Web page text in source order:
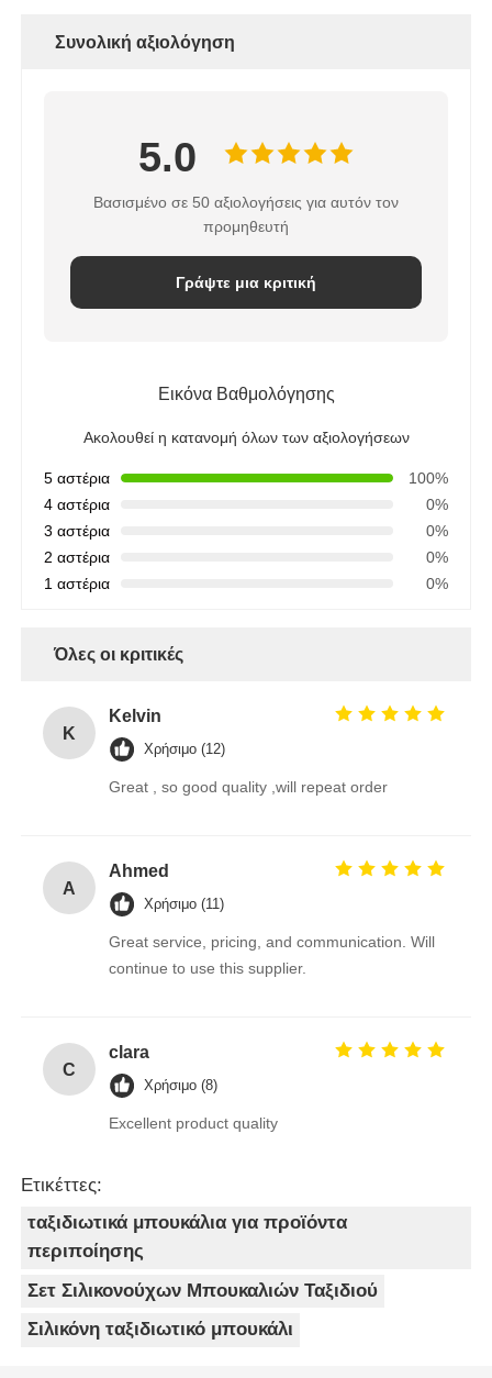
Συνολική αξιολόγηση
5.0
Βασισμένο σε 50 αξιολογήσεις για αυτόν τον
προμηθευτή
Γράψτε μια κριτική
Εικόνα Βαθμολόγησης
Ακολουθεί η κατανομή όλων των αξιολογήσεων
5 αστέρια
100%
4 αστέρια
0%
3 αστέρια
0%
2 αστέρια
0%
1 αστέρια
0%
Όλες οι κριτικές
K
Kelvin
Χρήσιμο (12)
Great , so good quality ,will repeat order
A
Ahmed
Χρήσιμο (11)
Great service, pricing, and communication. Will
continue to use this supplier.
C
clara
Χρήσιμο (8)
Excellent product quality
Ετικέττες:
ταξιδιωτικά μπουκάλια για προϊόντα
περιποίησης
Σετ Σιλικονούχων Μπουκαλιών Ταξιδιού
Σιλικόνη ταξιδιωτικό μπουκάλι